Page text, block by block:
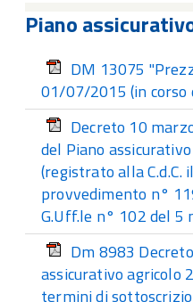
Piano
DM 13075
01/07/2015 (in corso
Decreto 10
del Piano
(registrato alla
provvedimento n°
G.Uff.le n° 102 del 5
Dm 8983
assicurativo agricolo
termini di